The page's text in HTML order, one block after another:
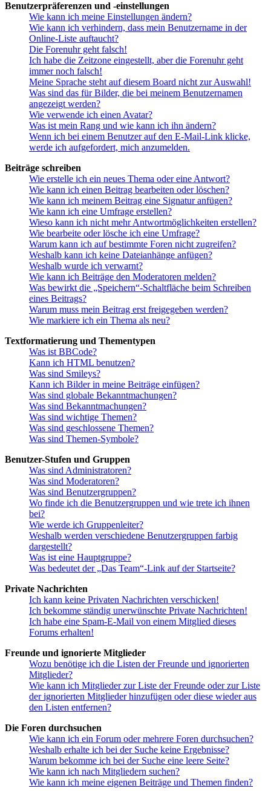
Benutzerpräferenzen und -einstellungen
Wie kann ich meine Einstellungen ändern?
Wie kann ich verhindern, dass mein Benutzername in der
Online-Liste auftaucht?
Die Forenuhr geht falsch!
Ich habe die Zeitzone eingestellt, aber die Forenuhr geht
immer noch falsch!
Meine Sprache steht auf diesem Board nicht zur Auswahl!
Was sind das für Bilder, die bei meinem Benutzernamen
angezeigt werden?
Wie verwende ich einen Avatar?
Was ist mein Rang und wie kann ich ihn ändern?
Wenn ich bei einem Benutzer auf den E-Mail-Link klicke,
werde ich aufgefordert, mich anzumelden.
Beiträge schreiben
Wie erstelle ich ein neues Thema oder eine Antwort?
Wie kann ich einen Beitrag bearbeiten oder löschen?
Wie kann ich meinem Beitrag eine Signatur anfügen?
Wie kann ich eine Umfrage erstellen?
Wieso kann ich nicht mehr Antwortmöglichkeiten erstellen?
Wie bearbeite oder lösche ich eine Umfrage?
Warum kann ich auf bestimmte Foren nicht zugreifen?
Weshalb kann ich keine Dateianhänge anfügen?
Weshalb wurde ich verwarnt?
Wie kann ich Beiträge den Moderatoren melden?
Was bewirkt die „Speichern“-Schaltfläche beim Schreiben
eines Beitrags?
Warum muss mein Beitrag erst freigegeben werden?
Wie markiere ich ein Thema als neu?
Textformatierung und Thementypen
Was ist BBCode?
Kann ich HTML benutzen?
Was sind Smileys?
Kann ich Bilder in meine Beiträge einfügen?
Was sind globale Bekanntmachungen?
Was sind Bekanntmachungen?
Was sind wichtige Themen?
Was sind geschlossene Themen?
Was sind Themen-Symbole?
Benutzer-Stufen und Gruppen
Was sind Administratoren?
Was sind Moderatoren?
Was sind Benutzergruppen?
Wo finde ich die Benutzergruppen und wie trete ich ihnen
bei?
Wie werde ich Gruppenleiter?
Weshalb werden verschiedene Benutzergruppen farbig
dargestellt?
Was ist eine Hauptgruppe?
Was bedeutet der „Das Team“-Link auf der Startseite?
Private Nachrichten
Ich kann keine Privaten Nachrichten verschicken!
Ich bekomme ständig unerwünschte Private Nachrichten!
Ich habe eine Spam-E-Mail von einem Mitglied dieses
Forums erhalten!
Freunde und ignorierte Mitglieder
Wozu benötige ich die Listen der Freunde und ignorierten
Mitglieder?
Wie kann ich Mitglieder zur Liste der Freunde oder zur Liste
der ignorierten Mitglieder hinzufügen oder diese wieder aus
den Listen entfernen?
Die Foren durchsuchen
Wie kann ich ein Forum oder mehrere Foren durchsuchen?
Weshalb erhalte ich bei der Suche keine Ergebnisse?
Warum bekomme ich bei der Suche eine leere Seite?
Wie kann ich nach Mitgliedern suchen?
Wie kann ich meine eigenen Beiträge und Themen finden?